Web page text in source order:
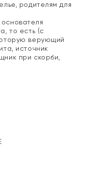
родителям для
то есть (с
верующий
источник
при скорби,